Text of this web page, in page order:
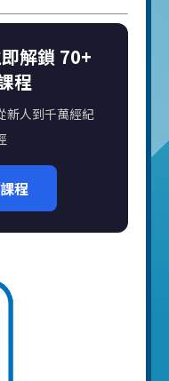
解鎖 70+
程
新人到千萬經紀
程